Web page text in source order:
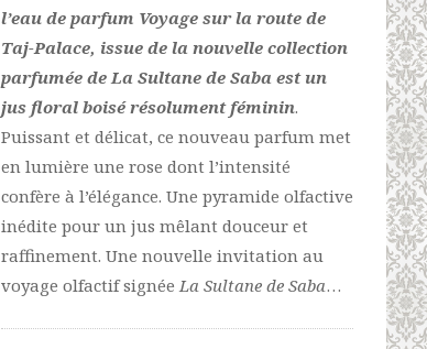
l’eau de parfum Voyage sur la route de
Taj-Palace, issue de la nouvelle collection
parfumée de La Sultane de Saba est un
jus floral boisé résolument féminin.
Puissant et délicat, ce nouveau parfum met
en lumière une rose dont l’intensité
confère à l’élégance. Une pyramide olfactive
inédite pour un jus mêlant douceur et
raffinement. Une nouvelle invitation au
voyage olfactif signéeLa Sultane de Saba…